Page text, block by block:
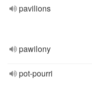
pavilions
pawilony
pot-pourri